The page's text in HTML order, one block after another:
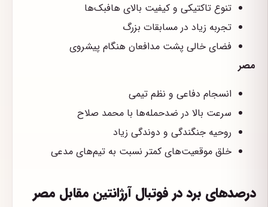
تنوع تاکتیکی و کیفیت بالای هافبک‌ها
تجربه زیاد در مسابقات بزرگ
فضای خالی پشت مدافعان هنگام پیشروی
مصر
انسجام دفاعی و نظم تیمی
سرعت بالا در ضدحمله‌ها با محمد صلاح
روحیه جنگندگی و دوندگی زیاد
خلق موقعیت‌های کمتر نسبت به تیم‌های مدعی
درصدهای برد در فوتبال آرژانتین مقابل مصر